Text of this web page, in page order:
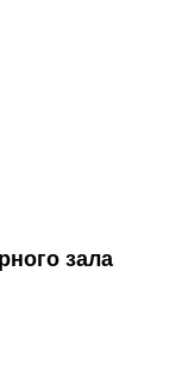
зала